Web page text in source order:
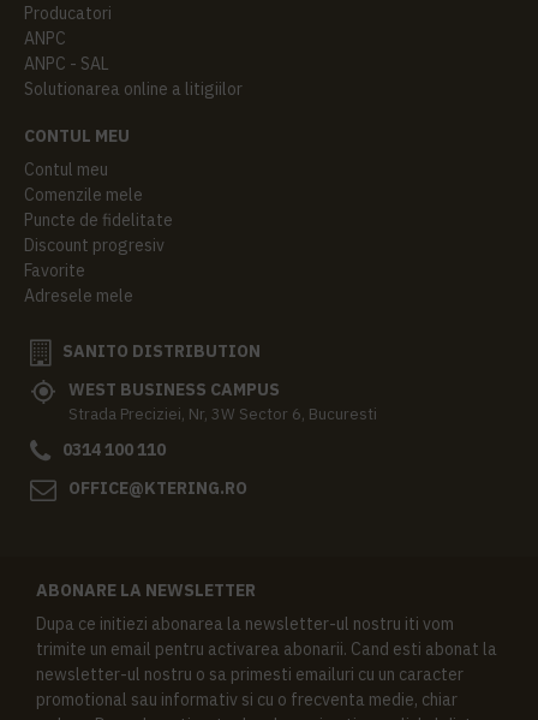
Producatori
ANPC
ANPC - SAL
Solutionarea online a litigiilor
CONTUL MEU
Contul meu
Comenzile mele
Puncte de fidelitate
Discount progresiv
Favorite
Adresele mele
SANITO DISTRIBUTION
WEST BUSINESS CAMPUS
Strada Preciziei, Nr, 3W Sector 6, Bucuresti
0314 100 110
OFFICE@KTERING.RO
ABONARE LA NEWSLETTER
Dupa ce initiezi abonarea la newsletter-ul nostru iti vom
trimite un email pentru activarea abonarii. Cand esti abonat la
newsletter-ul nostru o sa primesti emailuri cu un caracter
promotional sau informativ si cu o frecventa medie, chiar